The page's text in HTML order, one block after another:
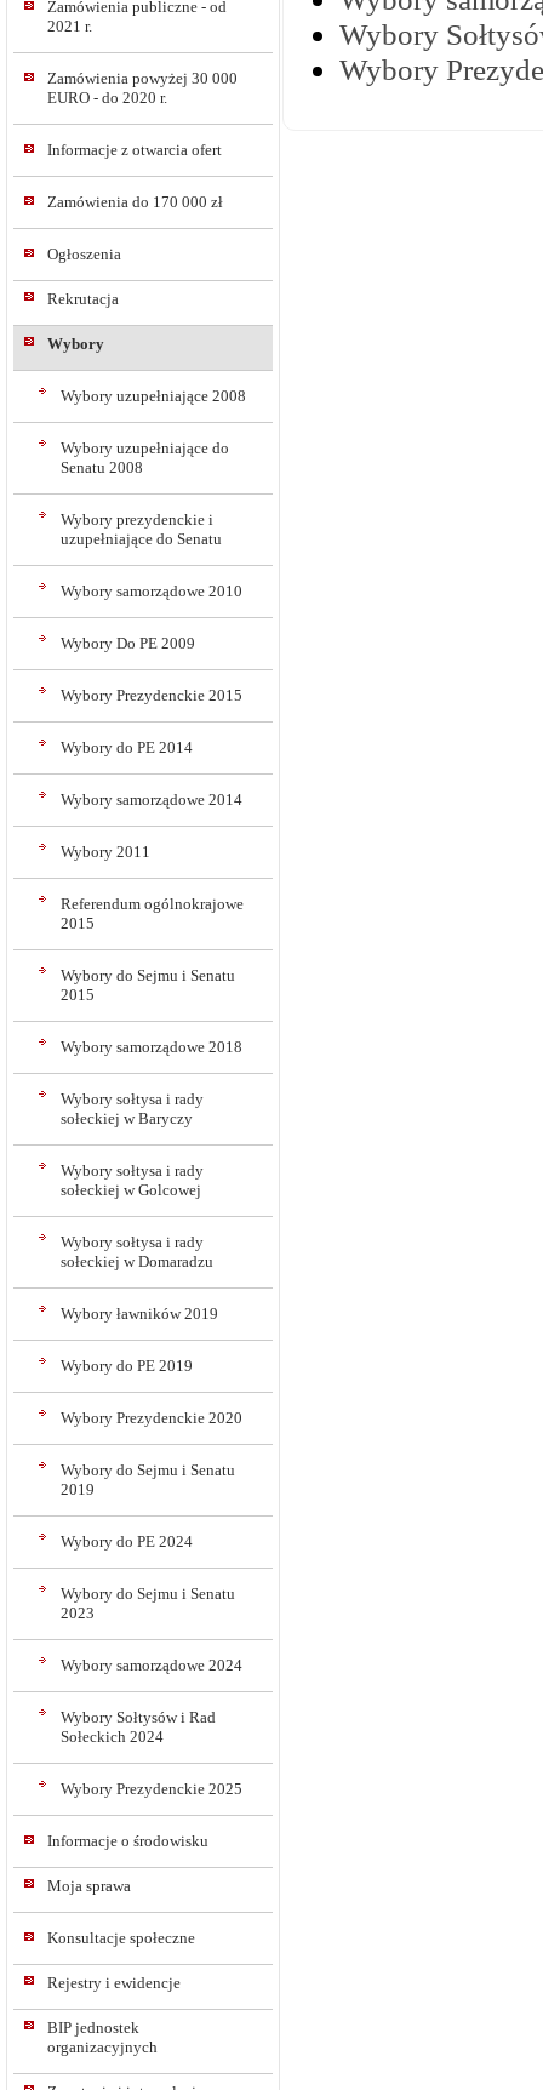
Zamówienia publiczne - od
2021 r.
Zamówienia powyżej 30 000
EURO - do 2020 r.
Informacje z otwarcia ofert
Zamówienia do 170 000 zł
Ogłoszenia
Rekrutacja
Wybory
Wybory uzupełniające 2008
Wybory uzupełniające do
Senatu 2008
Wybory prezydenckie i
uzupełniające do Senatu
Wybory samorządowe 2010
Wybory Do PE 2009
Wybory Prezydenckie 2015
Wybory do PE 2014
Wybory samorządowe 2014
Wybory 2011
Referendum ogólnokrajowe
2015
Wybory do Sejmu i Senatu
2015
Wybory samorządowe 2018
Wybory sołtysa i rady
sołeckiej w Baryczy
Wybory sołtysa i rady
sołeckiej w Golcowej
Wybory sołtysa i rady
sołeckiej w Domaradzu
Wybory ławników 2019
Wybory do PE 2019
Wybory Prezydenckie 2020
Wybory do Sejmu i Senatu
2019
Wybory do PE 2024
Wybory do Sejmu i Senatu
2023
Wybory samorządowe 2024
Wybory Sołtysów i Rad
Sołeckich 2024
Wybory Prezydenckie 2025
Informacje o środowisku
Moja sprawa
Konsultacje społeczne
Rejestry i ewidencje
BIP jednostek
organizacyjnych
Wybory
Wybory